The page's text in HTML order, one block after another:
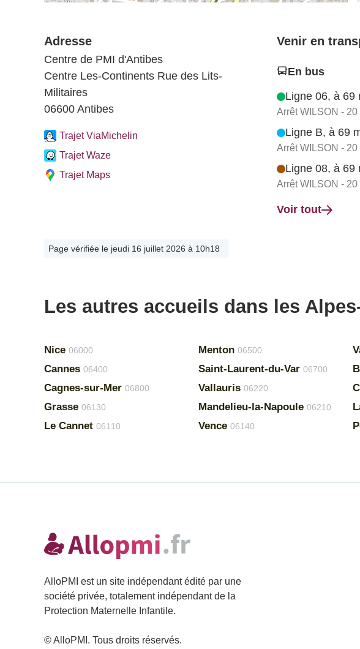
Adresse
Centre de PMI d'Antibes
Centre Les-Continents Rue des Lits-
Militaires
06600 Antibes
Trajet ViaMichelin
Trajet Waze
Trajet Maps
Venir en
En bus
Ligne 06, à 69
Arrêt WILSON -
Ligne B, à 69
Arrêt WILSON -
Ligne 08, à 69
Arrêt WILSON -
Voir tout
Page vérifiée le jeudi 16 juillet 2026 à 10h18
Les autres accueils dans les
Nice 06000
Cannes 06400
Cagnes-sur-Mer 06800
Grasse 06130
Le Cannet 06110
Menton 06500
Saint-Laurent-du-Var 06700
Vallauris 06220
Mandelieu-la-Napoule 06210
Vence 06140
AlloPMI est un site indépendant édité par une
société privée, totalement indépendant de la
Protection Maternelle Infantile.
© AlloPMI. Tous droits réservés.